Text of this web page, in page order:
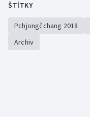
ŠTÍTKY
Pchjongčchang 2018
Archiv